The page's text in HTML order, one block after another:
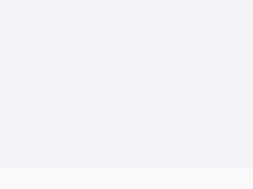
ימי
• לפניות ובירורים בנושא משלוחים